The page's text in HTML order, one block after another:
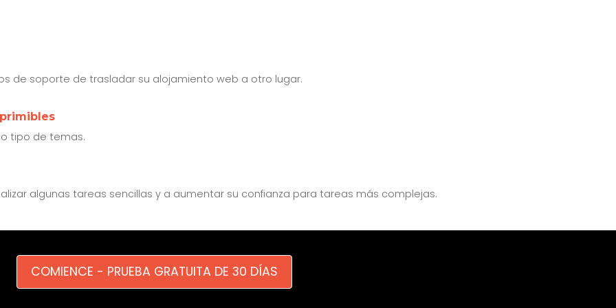
de soporte de trasladar su alojamiento web a otro lugar.
tipo de temas.
algunas tareas sencillas y a aumentar su confianza para tareas más complejas.
COMIENCE - PRUEBA GRATUITA DE 30 DÍAS